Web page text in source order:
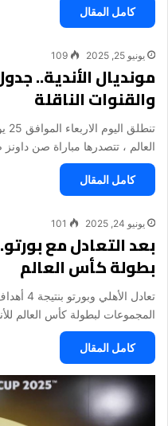
كامل المقال
يونيو 25, 2025 109
مونديال الأندية..
والقنوات الناقلة
العالم ، تتصدرها مباراة صن
كامل المقال
يونيو 24, 2025 101
بعد التعادل مع
بطولة كأس العالم
تعادل
المجموعات لبطولة كأس العالم
كامل المقال